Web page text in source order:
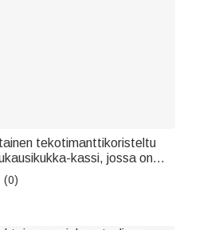
tekotimanttikoristeltu
kassi, jossa on
– polttareiden
naisille ja tytöille
(0)